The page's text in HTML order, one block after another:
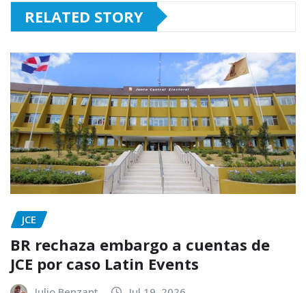
RELATED STORY
JCE
BR rechaza embargo a cuentas de
JCE por caso Latin Events